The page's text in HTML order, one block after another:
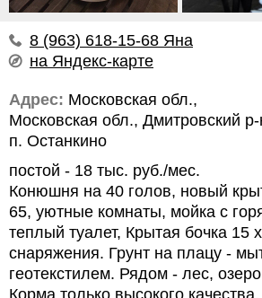
8 (963) 618-15-68 Яна
на Яндекс-карте
Адрес: Московская обл.,
Московская обл., Дмитровский р-
п. Останкино
постой - 18 тыс. руб./мес.
Конюшня на 40 голов, новый
65, уютные комнаты, мойка с
теплый туалет, Крытая бочка 15
снаряжения. Грунт на плацу -
геотекстилем. Рядом - лес,
Корма только высокого